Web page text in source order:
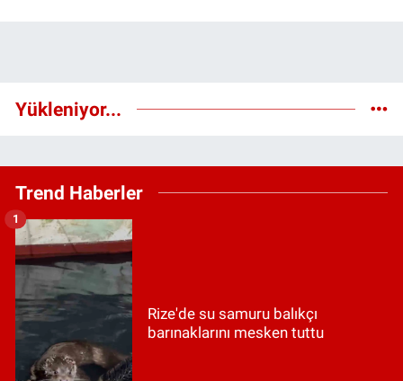
Yükleniyor...
Trend Haberler
Rize'de su samuru balıkçı
barınaklarını mesken tuttu
1